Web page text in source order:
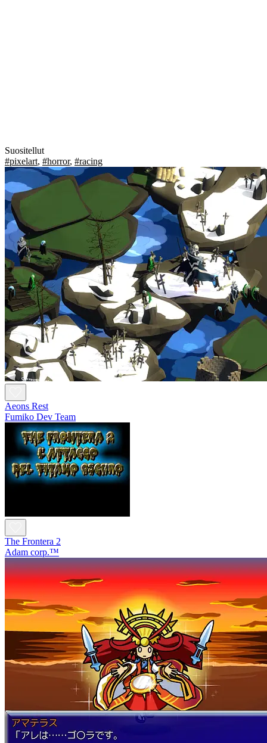
Suositellut
#pixelart, #horror, #racing
Aeons Rest
Fumiko Dev Team
The Frontera 2
Adam corp.™